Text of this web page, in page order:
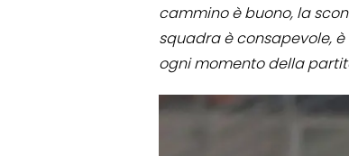
cammino è buono, la
squadra è consapevole,
ogni momento della